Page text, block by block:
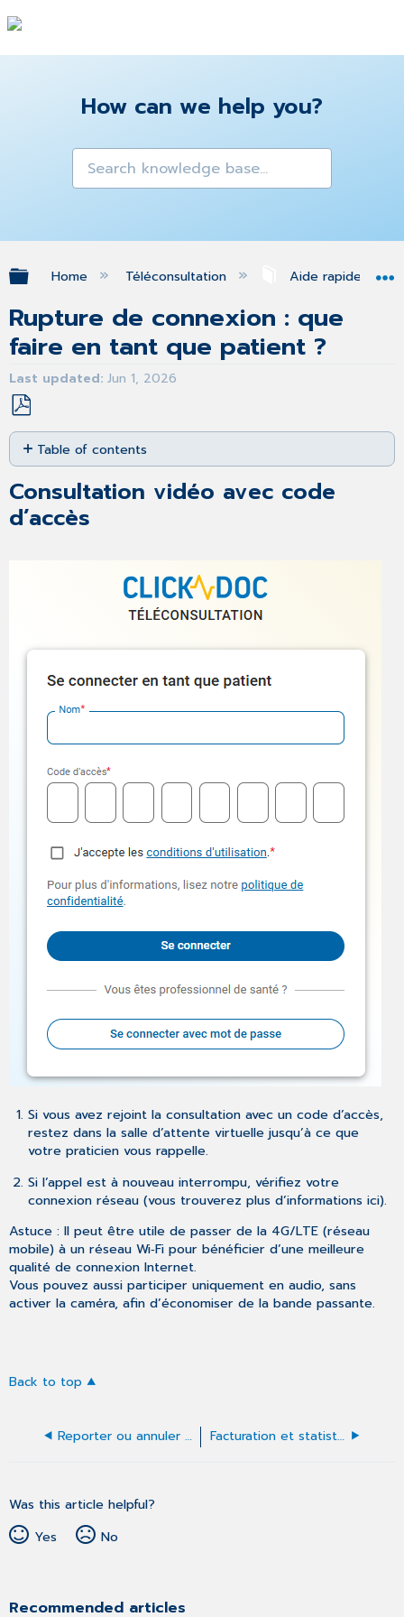
How can we help you?
Expand/collapse global hierarchy
Home Téléconsultation Aide rapide
Rupture de connexion : que
faire en tant que patient ?
Last updated Jun 1, 2026
Save
as
PDF
Table of contents
vidéo
avec
code
Consultation vidéo avec code
d’accès
Si vous avez rejoint la consultation avec un code d’accès,
restez dans la salle d’attente virtuelle jusqu’à ce que
votre praticien vous rappelle.
Si l’appel est à nouveau interrompu, vérifiez votre
connexion réseau (vous trouverez plus d’informations ici).
Astuce : Il peut être utile de passer de la 4G/LTE (réseau
mobile) à un réseau Wi‑Fi pour bénéficier d’une meilleure
qualité de connexion Internet.
Vous pouvez aussi participer uniquement en audio, sans
activer la caméra, afin d’économiser de la bande passante.
Back to top
Reporter ou annuler un rendez‑vous en tant que patient Facturation et statistiques
Was this article helpful?
Yes
No
Recommended articles